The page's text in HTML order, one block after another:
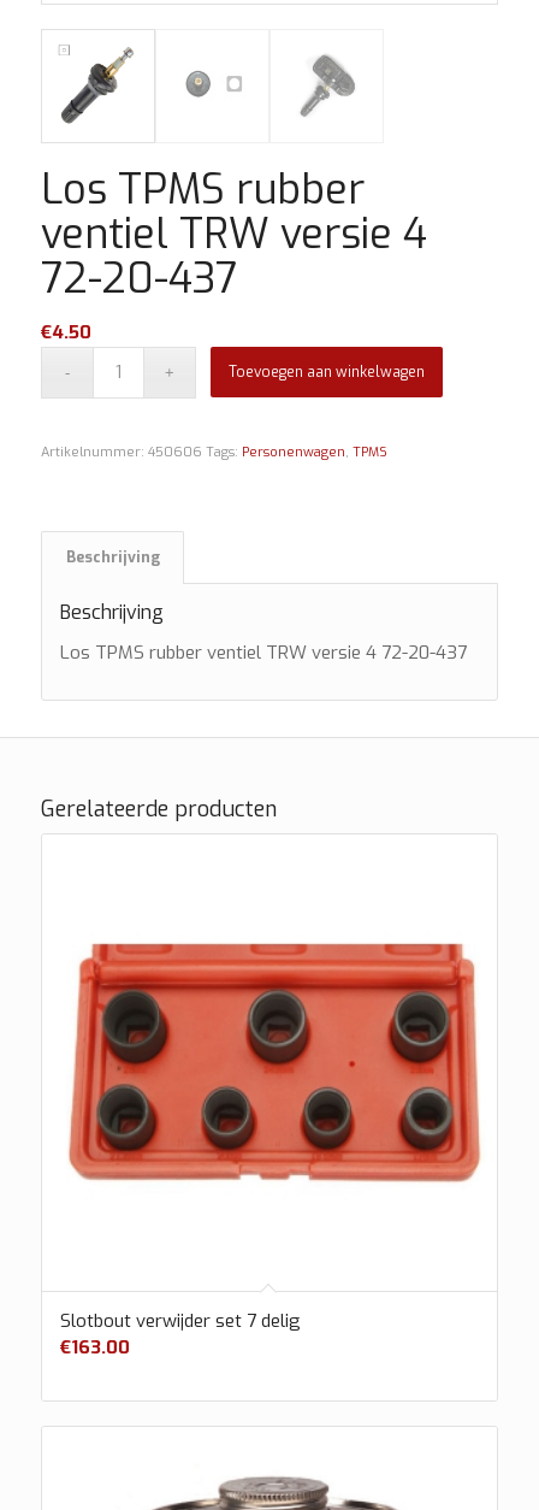
Los TPMS rubber
ventiel TRW versie 4
72-20-437
€4.50
Toevoegen aan winkelwagen
Artikelnummer: 450606 Tags: Personenwagen, TPMS
Beschrijving
Beschrijving
Los TPMS rubber ventiel TRW versie 4 72-20-437
Gerelateerde producten
Slotbout verwijder set 7 delig
€163.00